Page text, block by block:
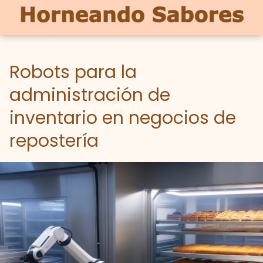
Robots para la
administración de
inventario en negocios de
repostería